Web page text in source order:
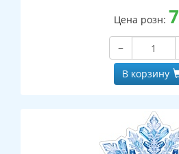
Цена розн: 7
−
В корзину